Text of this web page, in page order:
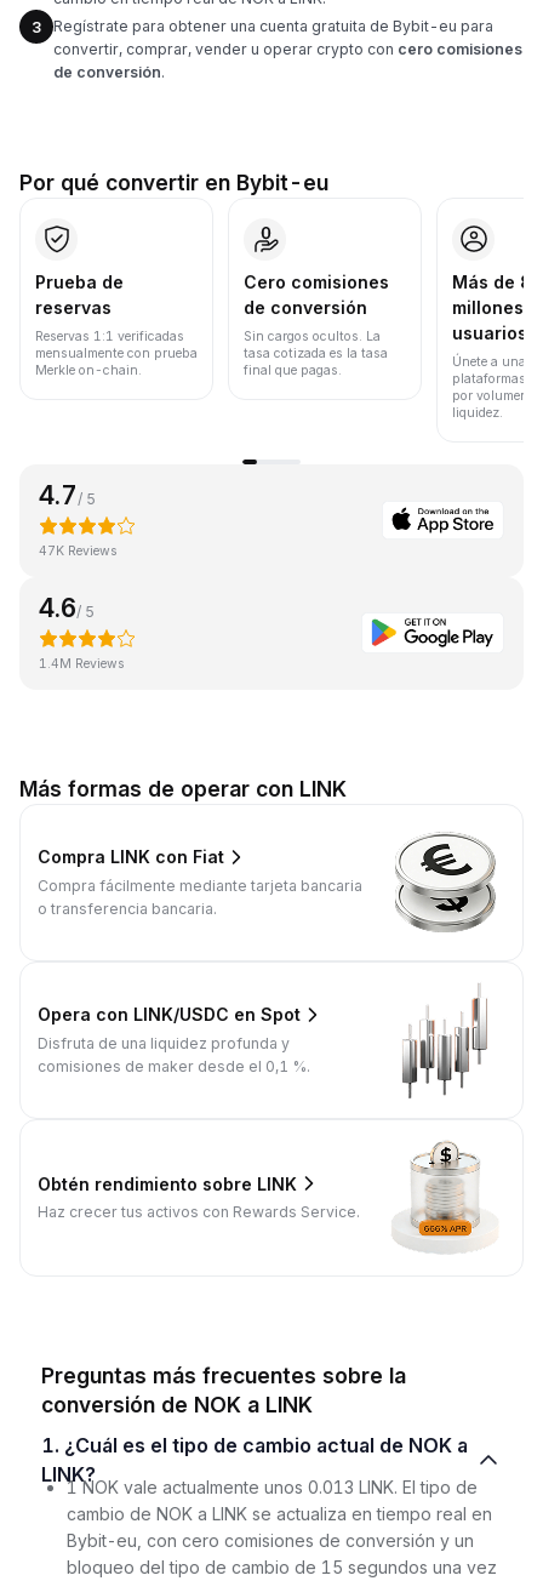
3
Regístrate para obtener una cuenta gratuita de Bybit-eu para
convertir, comprar, vender u operar crypto con cero comisiones
de conversión.
Por qué convertir en Bybit-eu
Prueba de
reservas
Reservas 1:1 verificadas
mensualmente con prueba
Merkle on-chain.
Cero comisiones
de conversión
Sin cargos ocultos. La
tasa cotizada es la tasa
final que pagas.
Más de 86
millones
usuarios
Únete a una
plataformas
por volumen
liquidez.
4.7 / 5
47K Reviews
4.6/ 5
1.4M Reviews
Más formas de operar con LINK
Compra LINK con Fiat
Compra fácilmente mediante tarjeta bancaria
o transferencia bancaria.
Opera con LINK/USDC en Spot
Disfruta de una liquidez profunda y
comisiones de maker desde el 0,1 %.
Obtén rendimiento sobre LINK
Haz crecer tus activos con Rewards Service.
Preguntas más frecuentes sobre la
conversión de NOK a LINK
1. ¿Cuál es el tipo de cambio actual de NOK a
LINK?
1 NOK vale actualmente unos 0.013 LINK. El tipo de
cambio de NOK a LINK se actualiza en tiempo real en
Bybit-eu, con cero comisiones de conversión y un
bloqueo del tipo de cambio de 15 segundos una vez